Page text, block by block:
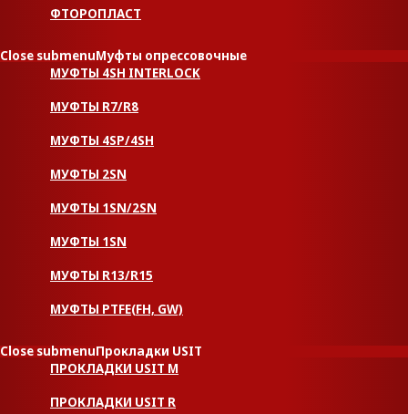
ФТОРОПЛАСТ
Close submenuМуфты опрессовочные
МУФТЫ 4SH INTERLOCK
МУФТЫ R7/R8
МУФТЫ 4SP/4SH
МУФТЫ 2SN
МУФТЫ 1SN/2SN
МУФТЫ 1SN
МУФТЫ R13/R15
МУФТЫ PTFE(FH, GW)
Close submenuПрокладки USIT
ПРОКЛАДКИ USIT M
ПРОКЛАДКИ USIT R